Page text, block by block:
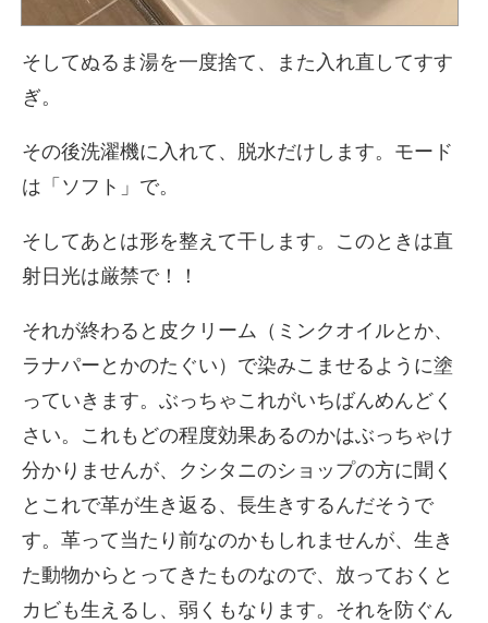
そしてぬるま湯を一度捨て、また入れ直してすす
ぎ。
その後洗濯機に入れて、脱水だけします。モード
は「ソフト」で。
そしてあとは形を整えて干します。このときは直
射日光は厳禁で！！
それが終わると皮クリーム（ミンクオイルとか、
ラナパーとかのたぐい）で染みこませるように塗
っていきます。ぶっちゃこれがいちばんめんどく
さい。これもどの程度効果あるのかはぶっちゃけ
分かりませんが、クシタニのショップの方に聞く
とこれで革が生き返る、長生きするんだそうで
す。革って当たり前なのかもしれませんが、生き
た動物からとってきたものなので、放っておくと
カビも生えるし、弱くもなります。それを防ぐん